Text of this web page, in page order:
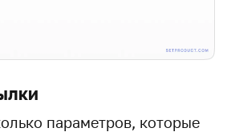
параметров, которые